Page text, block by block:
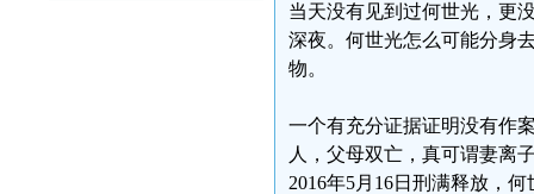
当天没有见到过何世光，更
深夜。何世光怎么可能分身
物。
一个有充分证据证明没有作
人，父母双亡，真可谓妻离
2016年5月16日刑满释放，